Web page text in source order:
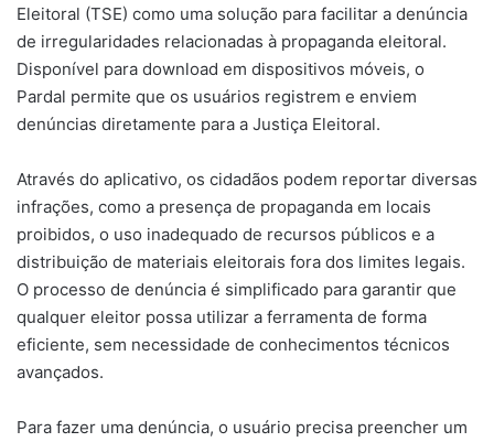
Eleitoral (TSE) como uma solução para facilitar a denúncia
de irregularidades relacionadas à propaganda eleitoral.
Disponível para download em dispositivos móveis, o
Pardal permite que os usuários registrem e enviem
denúncias diretamente para a Justiça Eleitoral.
Através do aplicativo, os cidadãos podem reportar diversas
infrações, como a presença de propaganda em locais
proibidos, o uso inadequado de recursos públicos e a
distribuição de materiais eleitorais fora dos limites legais.
O processo de denúncia é simplificado para garantir que
qualquer eleitor possa utilizar a ferramenta de forma
eficiente, sem necessidade de conhecimentos técnicos
avançados.
Para fazer uma denúncia, o usuário precisa preencher um